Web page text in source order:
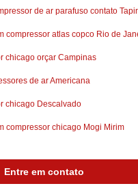
de ar parafuso contato
compressor atlas copco Rio de
chicago orçar Campinas
de ar Americana
chicago Descalvado
compressor chicago Mogi Mirim
Entre em contato